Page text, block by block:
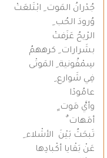
جُدْرانُ المَوت ِ ابْتَلعَتْ
وُرودَ الحُب ِ
الرْيحُ عَزَفتْ
بشَرارات ِ كرههمُ
سِمْفُونية ِ المَوتْى
فِي شَوارع ِ
عامُودْا
وأيَّ مَوت ٍ
أمَهات ٌ
تَبحَثُ بَيْنَ الأشْلاء ِ
عَنْ بَقْايا أكْبادِها